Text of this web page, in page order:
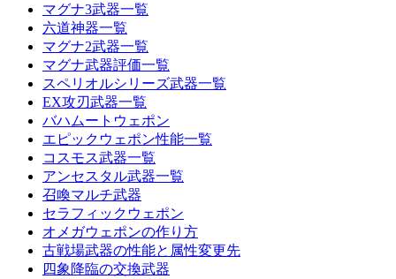
マグナ3武器一覧
六道神器一覧
マグナ2武器一覧
マグナ武器評価一覧
スペリオルシリーズ武器一覧
EX攻刃武器一覧
バハムートウェポン
エピックウェポン性能一覧
コスモス武器一覧
アンセスタル武器一覧
召喚マルチ武器
セラフィックウェポン
オメガウェポンの作り方
古戦場武器の性能と属性変更先
四象降臨の交換武器